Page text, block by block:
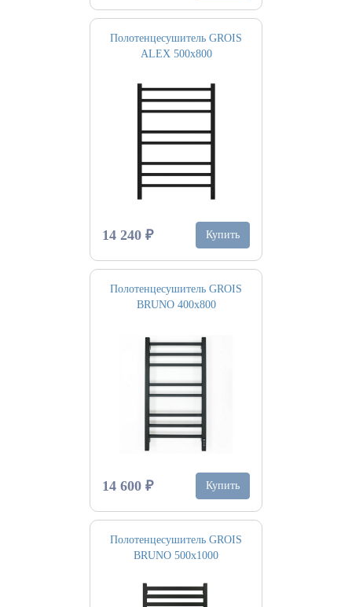
Полотенцесушитель GROIS
ALEX 500х800
14 240 ₽ Купить
Полотенцесушитель GROIS
BRUNO 400х800
14 600 ₽ Купить
Полотенцесушитель GROIS
BRUNO 500х1000